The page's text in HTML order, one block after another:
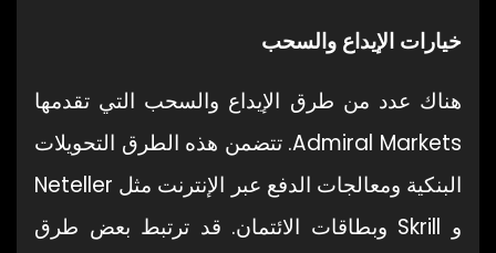
خيارات الإيداع والسحب
هناك عدد من طرق الإيداع والسحب التي تقدمها
Admiral Markets. تتضمن هذه الطرق التحويلات
البنكية ومعالجات الدفع عبر الإنترنت مثل Neteller
و Skrill وبطاقات الائتمان. قد ترتبط بعض طرق